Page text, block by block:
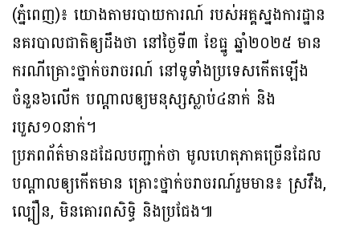
(ភ្នំពេញ)៖ យោងតាមរបាយការណ៍ របស់អគ្គស្នងការដ្ឋាន
នគរបាលជាតិឲ្យដឹងថា នៅថ្ងៃទី៣ ខែធ្នូ ឆ្នាំ២០២៥ មាន
ករណីគ្រោះថ្នាក់ចរាចរណ៍ នៅទូទាំងប្រទេសកើតឡើង
ចំនួន៦លើក បណ្ដាលឲ្យមនុស្សស្លាប់៤នាក់ និង
របួស១០នាក់។
ប្រភពព័ត៌មានដដែលបញ្ជាក់ថា មូលហេតុភាគច្រើនដែល
បណ្ដាលឲ្យកើតមាន គ្រោះថ្នាក់ចរាចរណ៍រួមមាន៖ ស្រវឹង,
ល្បឿន, មិនគោរពសិទិ្ធ និងប្រជែង៕